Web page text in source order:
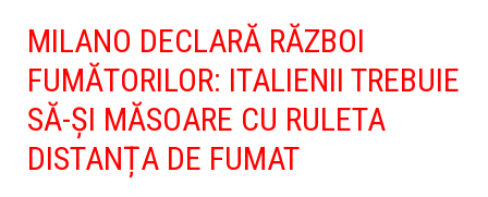
MILANO DECLARĂ RĂZBOI
FUMĂTORILOR: ITALIENII TREBUIE
SĂ-ȘI MĂSOARE CU RULETA
DISTANȚA DE FUMAT